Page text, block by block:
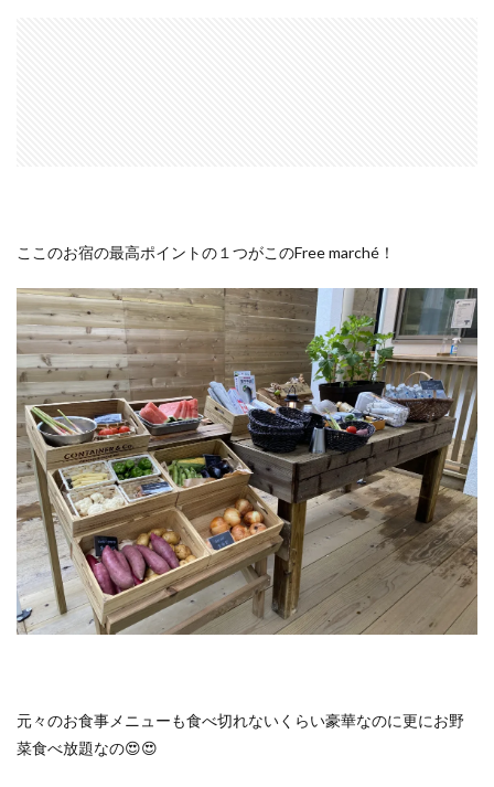
ここのお宿の最高ポイントの１つがこのFree marché！
元々のお食事メニューも食べ切れないくらい豪華なのに更にお野
菜食べ放題なの😍😍